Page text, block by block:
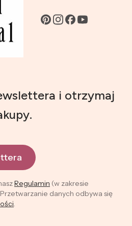
i otrzymaj
Regulamin (w zakresie
danych odbywa się
.